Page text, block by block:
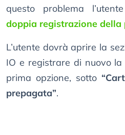
questo problema
doppia registrazione
L’utente dovrà aprire la
IO e registrare di nuovo
prima opzione, sotto
prepagata”.